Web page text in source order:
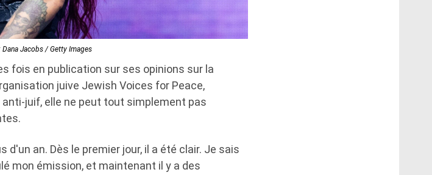
Dana Jacobs / Getty Images
fois en publication sur ses opinions sur la
juive Jewish Voices for Peace,
juif, elle ne peut tout simplement pas
d'un an. Dès le premier jour, il a été clair. Je sais
mon émission, et maintenant il y a des